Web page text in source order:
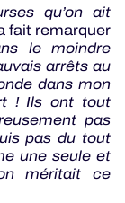
qu’on ait
fait remarquer
le moindre
arrêts au
dans mon
! Ils ont tout
pas
pas du tout
une seule et
méritait ce